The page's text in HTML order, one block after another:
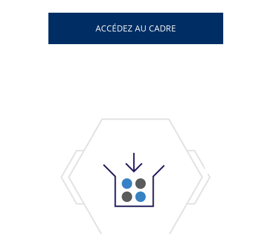
ACCÉDEZ AU CADRE